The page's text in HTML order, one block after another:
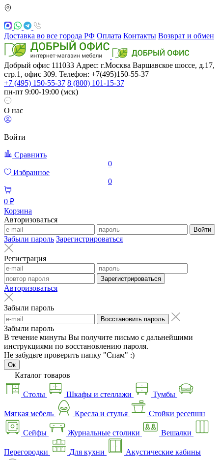
Доставка во все города РФ Оплата Контакты Возврат и обмен
Добрый офис 111033 Адрес: г.Москва Варшавское шоссе, д.17,
стр.1, офис 309. Телефон: +7(495)150-55-37
+7 (495) 150-55-37 8 (800) 101-15-37
пн-пт 9:00-19:00 (мск)
О нас
Войти
Сравнить
0
Избранное
0
0 ₽
Корзина
Авторизоваться
Войти
Забыли пароль Зарегистрироваться
Регистрация
Зарегистрироваться
Авторизоваться
Забыли пароль
Восстановить пароль
Забыли пароль
В течение минуты Вы получите письмо с дальнейшими
инструкциями по восстановлению пароля.
Не забудьте проверить папку "Спам" :)
Ок
Каталог товаров
Столы Шкафы и стеллажи Тумбы
Мягкая мебель Кресла и стулья Стойки ресепшн
Сейфы Журнальные столики Вешалки
Перегородки Для кухни Акустические кабины